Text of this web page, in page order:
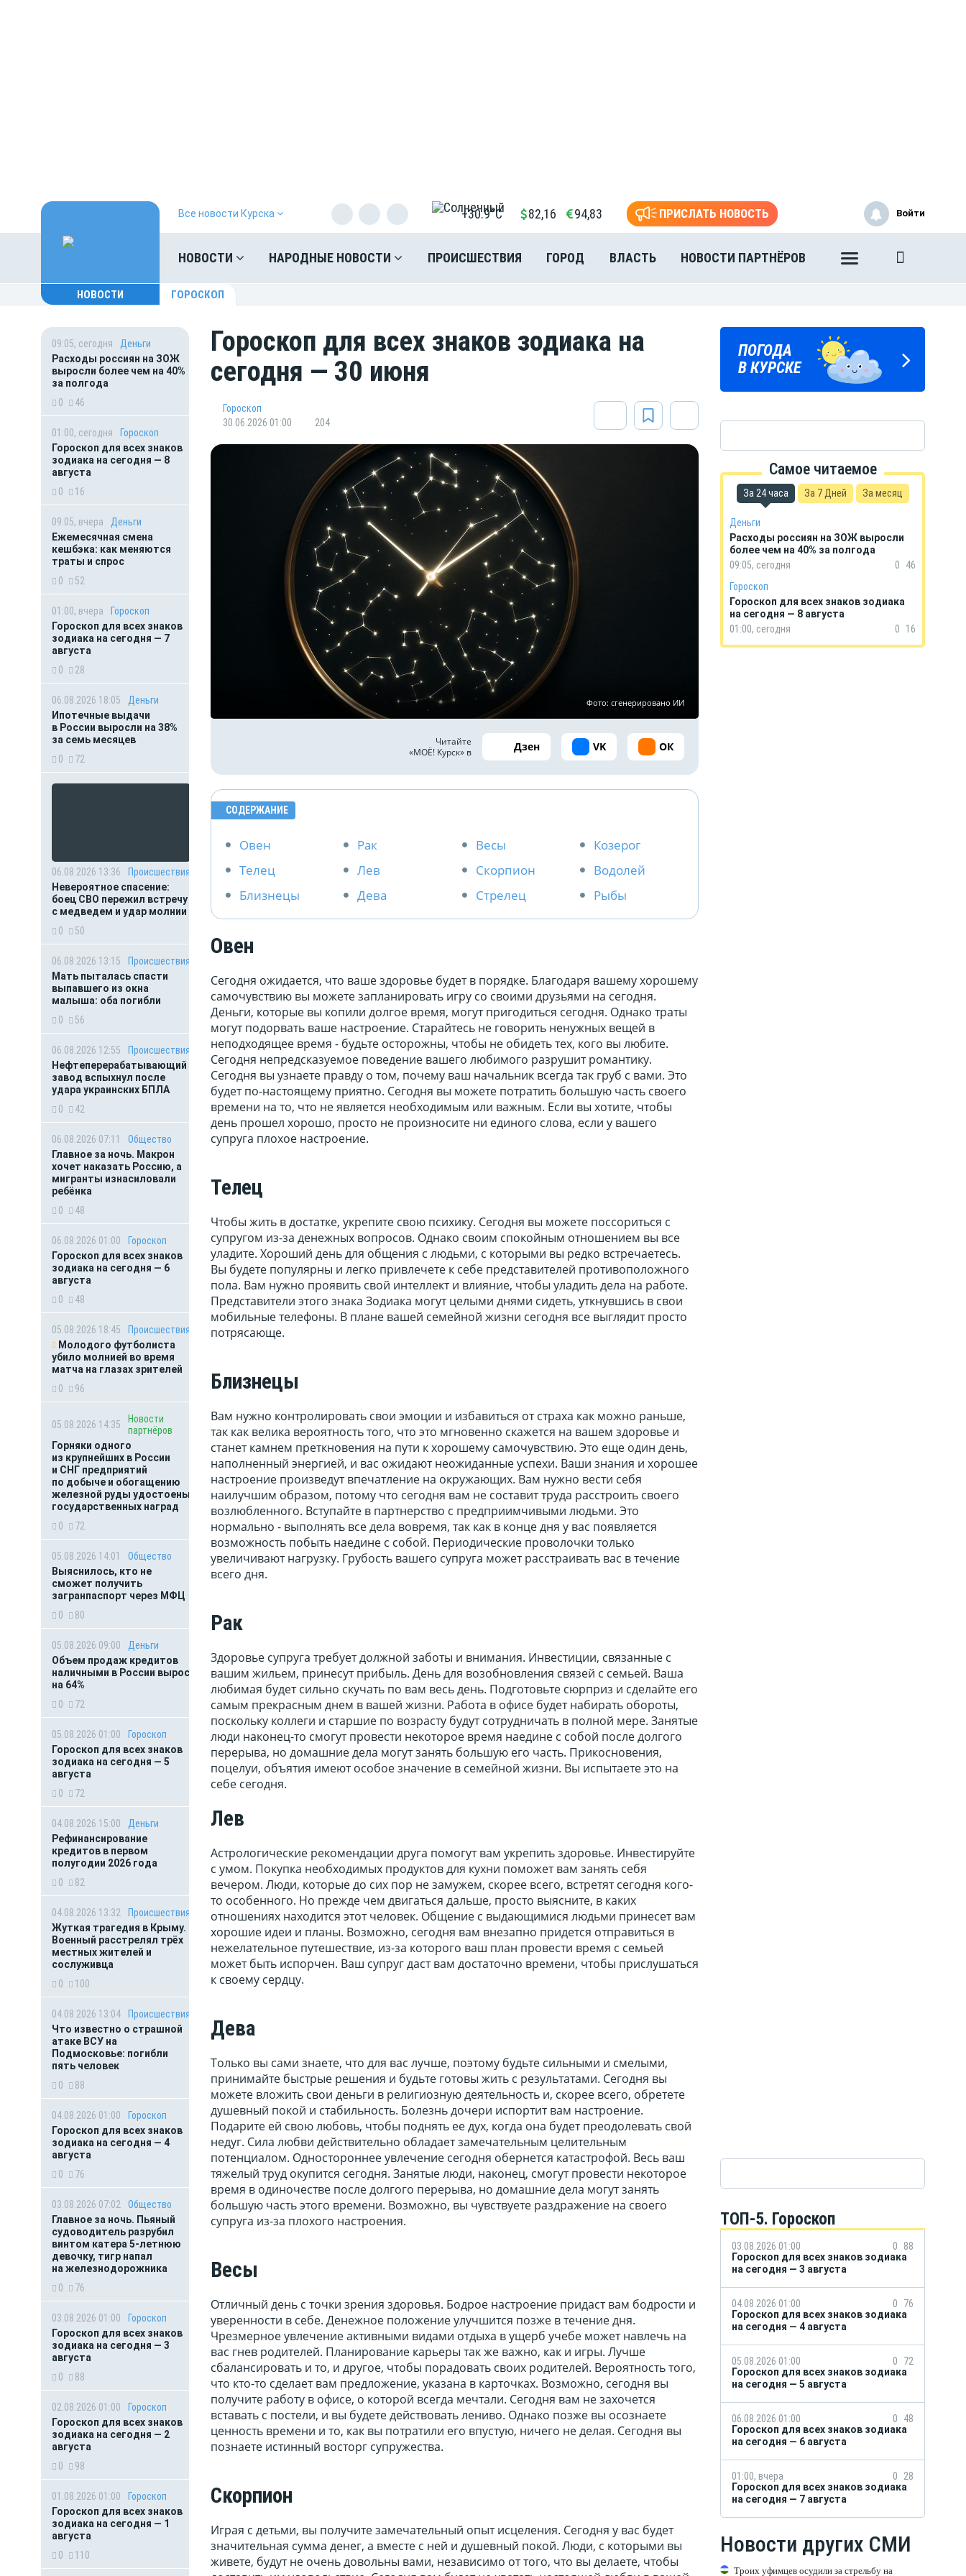
Все новости Курска +30.9°C 82,16 94,83 ПРИСЛАТЬ НОВОСТЬ
НОВОСТИ НАРОДНЫЕ НОВОСТИ ПРОИСШЕСТВИЯ ГОРОД ВЛАСТЬ НОВОСТИ ПАРТНЁРОВ
Войти
НОВОСТИ ГОРОСКОП
09:05, сегодня
Деньги
Расходы россиян на ЗОЖ
выросли более чем на 40%
за полгода
0
46
01:00, сегодня
Гороскоп
Гороскоп для всех знаков
зодиака на сегодня — 8
августа
0
16
09:05, вчера
Деньги
Ежемесячная смена
кешбэка: как меняются
траты и спрос
0
52
01:00, вчера
Гороскоп
Гороскоп для всех знаков
зодиака на сегодня — 7
августа
0
28
06.08.2026 18:05
Деньги
Ипотечные выдачи
в России выросли на 38%
за семь месяцев
0
72
06.08.2026 13:36
Происшествия
Невероятное спасение:
боец СВО пережил встречу
с медведем и удар молнии
0
50
06.08.2026 13:15
Происшествия
Мать пыталась спасти
выпавшего из окна
малыша: оба погибли
0
56
06.08.2026 12:55
Происшествия
Нефтеперерабатывающий
завод вспыхнул после
удара украинских БПЛА
0
42
06.08.2026 07:11
Общество
Главное за ночь. Макрон
хочет наказать Россию, а
мигранты изнасиловали
ребёнка
0
48
06.08.2026 01:00
Гороскоп
Гороскоп для всех знаков
зодиака на сегодня — 6
августа
0
48
05.08.2026 18:45
Происшествия
Молодого футболиста
убило молнией во время
матча на глазах зрителей
0
96
05.08.2026 14:35
Новости
партнёров
Горняки одного
из крупнейших в России
и СНГ предприятий
по добыче и обогащению
железной руды удостоены
государственных наград
0
72
05.08.2026 14:01
Общество
Выяснилось, кто не
сможет получить
загранпаспорт через МФЦ
0
80
05.08.2026 09:00
Деньги
Объем продаж кредитов
наличными в России вырос
на 64%
0
72
05.08.2026 01:00
Гороскоп
Гороскоп для всех знаков
зодиака на сегодня — 5
августа
0
72
04.08.2026 15:00
Деньги
Рефинансирование
кредитов в первом
полугодии 2026 года
0
82
04.08.2026 13:32
Происшествия
Жуткая трагедия в Крыму.
Военный расстрелял трёх
местных жителей и
сослуживца
0
100
04.08.2026 13:04
Происшествия
Что известно о страшной
атаке ВСУ на
Подмосковье: погибли
пять человек
0
88
04.08.2026 01:00
Гороскоп
Гороскоп для всех знаков
зодиака на сегодня — 4
августа
0
76
03.08.2026 07:02
Общество
Главное за ночь. Пьяный
судоводитель разрубил
винтом катера 5-летнюю
девочку, тигр напал
на железнодорожника
0
76
03.08.2026 01:00
Гороскоп
Гороскоп для всех знаков
зодиака на сегодня — 3
августа
0
88
02.08.2026 01:00
Гороскоп
Гороскоп для всех знаков
зодиака на сегодня — 2
августа
0
98
01.08.2026 01:00
Гороскоп
Гороскоп для всех знаков
зодиака на сегодня — 1
августа
0
110
Гороскоп для всех знаков зодиака на
сегодня — 30 июня
Гороскоп
30.06.2026 01:00
204
Фото: сгенерировано ИИ
Читайте
«МОЁ! Курск» в
Дзен VK ОК
СОДЕРЖАНИЕ
Овен
Телец
Близнецы
Рак
Лев
Дева
Весы
Скорпион
Стрелец
Козерог
Водолей
Рыбы
Овен
Сегодня ожидается, что ваше здоровье будет в порядке. Благодаря вашему хорошему
самочувствию вы можете запланировать игру со своими друзьями на сегодня.
Деньги, которые вы копили долгое время, могут пригодиться сегодня. Однако траты
могут подорвать ваше настроение. Старайтесь не говорить ненужных вещей в
неподходящее время - будьте осторожны, чтобы не обидеть тех, кого вы любите.
Сегодня непредсказуемое поведение вашего любимого разрушит романтику.
Сегодня вы узнаете правду о том, почему ваш начальник всегда так груб с вами. Это
будет по-настоящему приятно. Сегодня вы можете потратить большую часть своего
времени на то, что не является необходимым или важным. Если вы хотите, чтобы
день прошел хорошо, просто не произносите ни единого слова, если у вашего
супруга плохое настроение.
Телец
Чтобы жить в достатке, укрепите свою психику. Сегодня вы можете поссориться с
супругом из-за денежных вопросов. Однако своим спокойным отношением вы все
уладите. Хороший день для общения с людьми, с которыми вы редко встречаетесь.
Вы будете популярны и легко привлечете к себе представителей противоположного
пола. Вам нужно проявить свой интеллект и влияние, чтобы уладить дела на работе.
Представители этого знака Зодиака могут целыми днями сидеть, уткнувшись в свои
мобильные телефоны. В плане вашей семейной жизни сегодня все выглядит просто
потрясающе.
Близнецы
Вам нужно контролировать свои эмоции и избавиться от страха как можно раньше,
так как велика вероятность того, что это мгновенно скажется на вашем здоровье и
станет камнем преткновения на пути к хорошему самочувствию. Это еще один день,
наполненный энергией, и вас ожидают неожиданные успехи. Ваши знания и хорошее
настроение произведут впечатление на окружающих. Вам нужно вести себя
наилучшим образом, потому что сегодня вам не составит труда расстроить своего
возлюбленного. Вступайте в партнерство с предприимчивыми людьми. Это
нормально - выполнять все дела вовремя, так как в конце дня у вас появляется
возможность побыть наедине с собой. Периодические проволочки только
увеличивают нагрузку. Грубость вашего супруга может расстраивать вас в течение
всего дня.
Рак
Здоровье супруга требует должной заботы и внимания. Инвестиции, связанные с
вашим жильем, принесут прибыль. День для возобновления связей с семьей. Ваша
любимая будет сильно скучать по вам весь день. Подготовьте сюрприз и сделайте его
самым прекрасным днем в вашей жизни. Работа в офисе будет набирать обороты,
поскольку коллеги и старшие по возрасту будут сотрудничать в полной мере. Занятые
люди наконец-то смогут провести некоторое время наедине с собой после долгого
перерыва, но домашние дела могут занять большую его часть. Прикосновения,
поцелуи, объятия имеют особое значение в семейной жизни. Вы испытаете это на
себе сегодня.
Лев
Астрологические рекомендации друга помогут вам укрепить здоровье. Инвестируйте
с умом. Покупка необходимых продуктов для кухни поможет вам занять себя
вечером. Люди, которые до сих пор не замужем, скорее всего, встретят сегодня кого-
то особенного. Но прежде чем двигаться дальше, просто выясните, в каких
отношениях находится этот человек. Общение с выдающимися людьми принесет вам
хорошие идеи и планы. Возможно, сегодня вам внезапно придется отправиться в
нежелательное путешествие, из-за которого ваш план провести время с семьей
может быть испорчен. Ваш супруг даст вам достаточно времени, чтобы прислушаться
к своему сердцу.
Дева
Только вы сами знаете, что для вас лучше, поэтому будьте сильными и смелыми,
принимайте быстрые решения и будьте готовы жить с результатами. Сегодня вы
можете вложить свои деньги в религиозную деятельность и, скорее всего, обретете
душевный покой и стабильность. Болезнь дочери испортит вам настроение.
Подарите ей свою любовь, чтобы поднять ее дух, когда она будет преодолевать свой
недуг. Сила любви действительно обладает замечательным целительным
потенциалом. Одностороннее увлечение сегодня обернется катастрофой. Весь ваш
тяжелый труд окупится сегодня. Занятые люди, наконец, смогут провести некоторое
время в одиночестве после долгого перерыва, но домашние дела могут занять
большую часть этого времени. Возможно, вы чувствуете раздражение на своего
супруга из-за плохого настроения.
Весы
Отличный день с точки зрения здоровья. Бодрое настроение придаст вам бодрости и
уверенности в себе. Денежное положение улучшится позже в течение дня.
Чрезмерное увлечение активными видами отдыха в ущерб учебе может навлечь на
вас гнев родителей. Планирование карьеры так же важно, как и игры. Лучше
сбалансировать и то, и другое, чтобы порадовать своих родителей. Вероятность того,
что кто-то сделает вам предложение, указана в карточках. Возможно, сегодня вы
получите работу в офисе, о которой всегда мечтали. Сегодня вам не захочется
вставать с постели, и вы будете действовать лениво. Однако позже вы осознаете
ценность времени и то, как вы потратили его впустую, ничего не делая. Сегодня вы
познаете истинный восторг супружества.
Скорпион
Играя с детьми, вы получите замечательный опыт исцеления. Сегодня у вас будет
значительная сумма денег, а вместе с ней и душевный покой. Люди, с которыми вы
живете, будут не очень довольны вами, независимо от того, что вы делаете, чтобы
ГОРОСКОП
НА КАЖДЫЙ ДЕНЬ
ПОГОДА
В КУРСКЕ
Самое читаемое
За 24 часа За 7 Дней За месяц
Деньги
Расходы россиян на ЗОЖ выросли
более чем на 40% за полгода
09:05, сегодня
0
46
Гороскоп
Гороскоп для всех знаков зодиака
на сегодня — 8 августа
01:00, сегодня
0 16
ТОП-5. Гороскоп
03.08.2026 01:00 0
88
Гороскоп для всех знаков зодиака
на сегодня — 3 августа
04.08.2026 01:00 0
76
Гороскоп для всех знаков зодиака
на сегодня — 4 августа
05.08.2026 01:00 0
72
Гороскоп для всех знаков зодиака
на сегодня — 5 августа
06.08.2026 01:00 0
48
Гороскоп для всех знаков зодиака
на сегодня — 6 августа
01:00, вчера 0
28
Гороскоп для всех знаков зодиака
на сегодня — 7 августа
Новости других СМИ
Троих уфимцев осудили за стрельбу на